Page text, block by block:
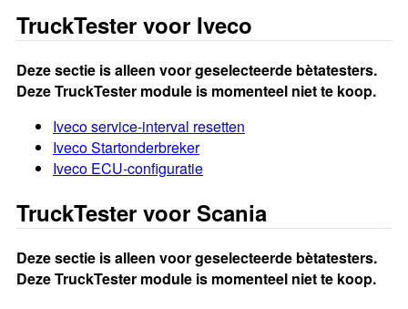
TruckTester voor Iveco
Deze sectie is alleen voor geselecteerde bètatesters.
Deze TruckTester module is momenteel niet te koop.
Iveco service-interval resetten
Iveco Startonderbreker
Iveco ECU-configuratie
TruckTester voor Scania
Deze sectie is alleen voor geselecteerde bètatesters.
Deze TruckTester module is momenteel niet te koop.